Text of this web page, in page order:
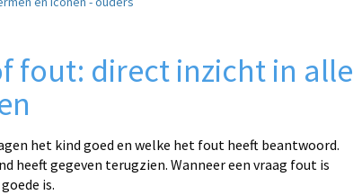
fout: direct inzicht in alle
het kind goed en welke het fout heeft beantwoord.
heeft gegeven terugzien. Wanneer een vraag fout is
is.